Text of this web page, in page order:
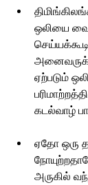
ஒலியை
ஏற்படும்
கடல்வாழ்
ஏதோ ஒரு
அருகில்